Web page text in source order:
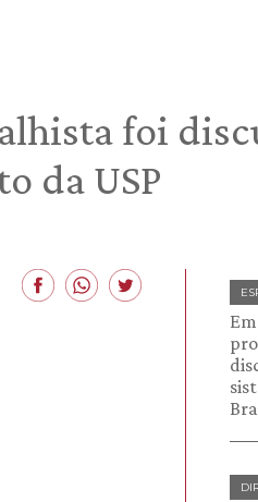
foi
da USP